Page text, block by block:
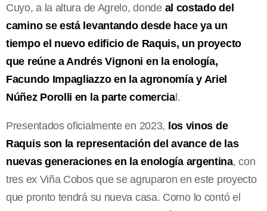
Cuyo, a la altura de Agrelo, donde al costado del
camino se está levantando desde hace ya un
tiempo el nuevo edificio de Raquis, un proyecto
que reúne a Andrés Vignoni en la enología,
Facundo Impagliazzo en la agronomía y Ariel
Núñez Porolli en la parte comercial.
Presentados oficialmente en 2023, los vinos de
Raquis son la representación del avance de las
nuevas generaciones en la enología argentina, con
tres ex Viña Cobos que se agruparon en este proyecto
que pronto tendrá su nueva casa. Como lo contó el